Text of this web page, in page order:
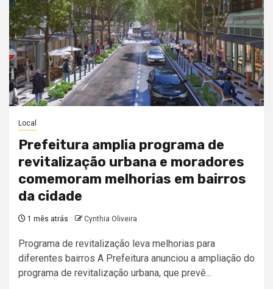
Local
Prefeitura amplia programa de
revitalização urbana e moradores
comemoram melhorias em bairros
da cidade
1 mês atrás Cynthia Oliveira
Programa de revitalização leva melhorias para
diferentes bairros A Prefeitura anunciou a ampliação do
programa de revitalização urbana, que prevê...